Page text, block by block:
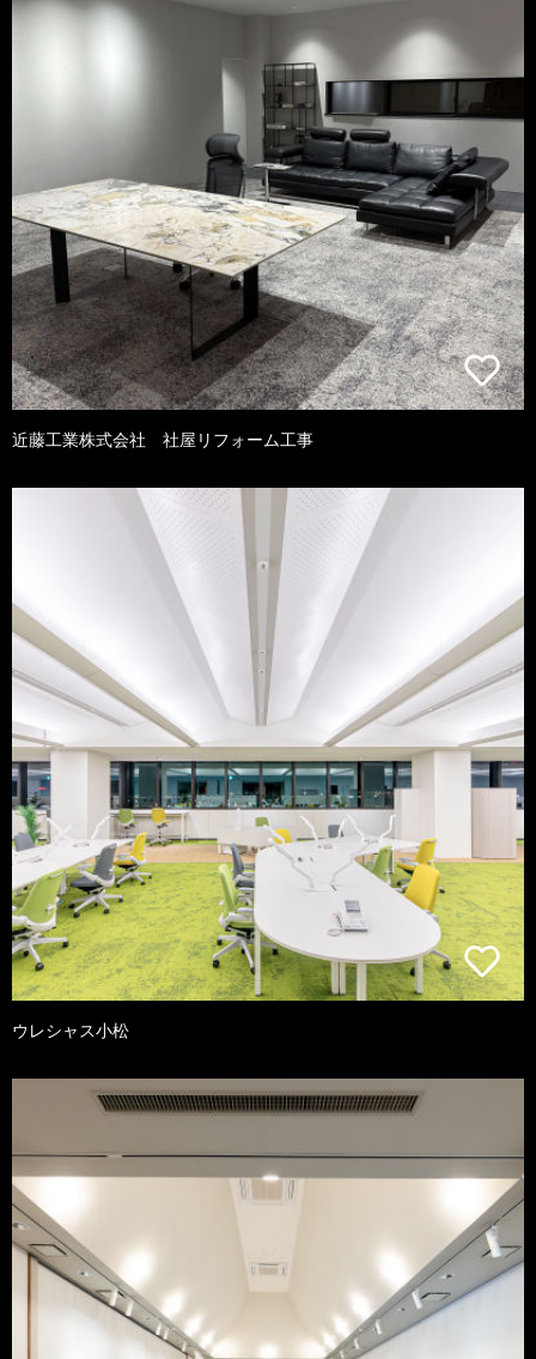
近藤工業株式会社 社屋リフォーム工事
ウレシャス小松